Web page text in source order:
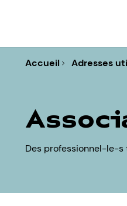
Accueil Adresses
Des professionnel-le-s